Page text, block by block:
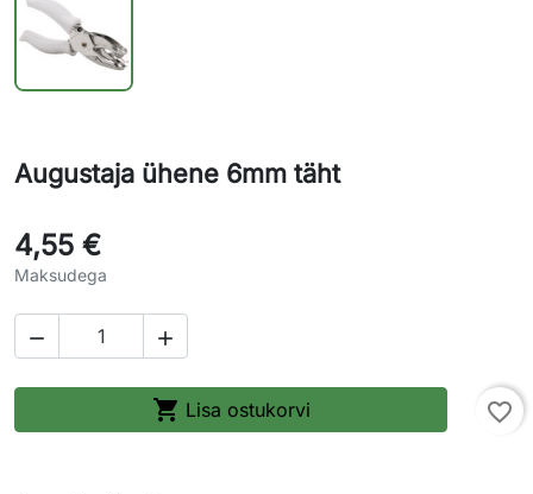
Augustaja ühene 6mm täht
4,55 €
Maksudega
 
 Lisa ostukorvi favorite_border